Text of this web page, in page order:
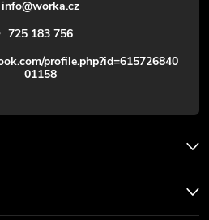
info@worka.cz
725 183 756
profile.php?id=615726840
01158